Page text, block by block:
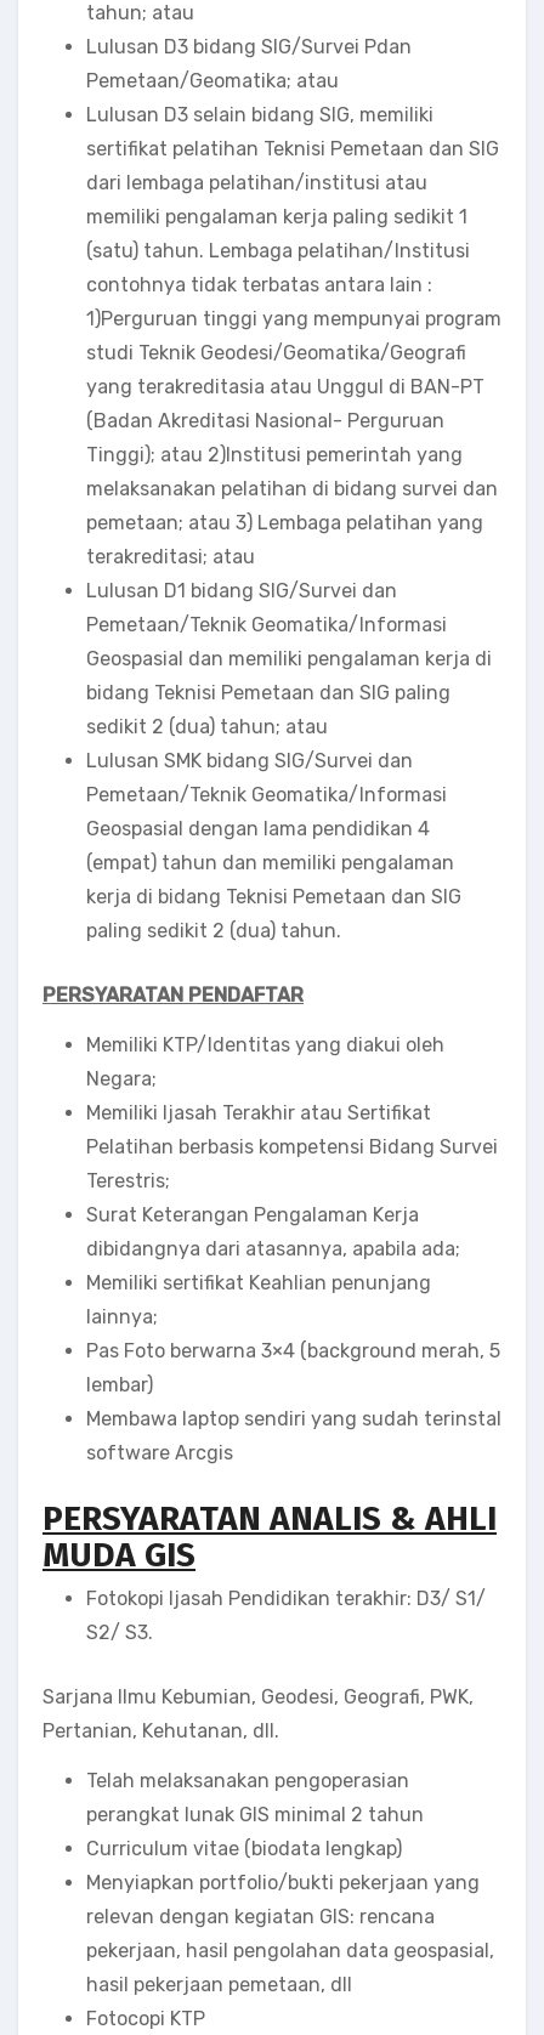
tahun; atau
Lulusan D3 bidang SIG/Survei Pdan
Pemetaan/Geomatika; atau
Lulusan D3 selain bidang SIG, memiliki
sertifikat pelatihan Teknisi Pemetaan dan SIG
dari lembaga pelatihan/institusi atau
memiliki pengalaman kerja paling sedikit 1
(satu) tahun. Lembaga pelatihan/Institusi
contohnya tidak terbatas antara lain :
1)Perguruan tinggi yang mempunyai program
studi Teknik Geodesi/Geomatika/Geografi
yang terakreditasia atau Unggul di BAN-PT
(Badan Akreditasi Nasional- Perguruan
Tinggi); atau 2)Institusi pemerintah yang
melaksanakan pelatihan di bidang survei dan
pemetaan; atau 3) Lembaga pelatihan yang
terakreditasi; atau
Lulusan D1 bidang SIG/Survei dan
Pemetaan/Teknik Geomatika/Informasi
Geospasial dan memiliki pengalaman kerja di
bidang Teknisi Pemetaan dan SIG paling
sedikit 2 (dua) tahun; atau
Lulusan SMK bidang SIG/Survei dan
Pemetaan/Teknik Geomatika/Informasi
Geospasial dengan lama pendidikan 4
(empat) tahun dan memiliki pengalaman
kerja di bidang Teknisi Pemetaan dan SIG
paling sedikit 2 (dua) tahun.
PERSYARATAN PENDAFTAR
Memiliki KTP/Identitas yang diakui oleh
Negara;
Memiliki Ijasah Terakhir atau Sertifikat
Pelatihan berbasis kompetensi Bidang Survei
Terestris;
Surat Keterangan Pengalaman Kerja
dibidangnya dari atasannya, apabila ada;
Memiliki sertifikat Keahlian penunjang
lainnya;
Pas Foto berwarna 3×4 (background merah, 5
lembar)
Membawa laptop sendiri yang sudah terinstal
software Arcgis
PERSYARATAN ANALIS & AHLI
MUDA GIS
Fotokopi Ijasah Pendidikan terakhir: D3/ S1/
S2/ S3.
Sarjana Ilmu Kebumian, Geodesi, Geografi, PWK,
Pertanian, Kehutanan, dll.
Telah melaksanakan pengoperasian
perangkat lunak GIS minimal 2 tahun
Curriculum vitae (biodata lengkap)
Menyiapkan portfolio/bukti pekerjaan yang
relevan dengan kegiatan GIS: rencana
pekerjaan, hasil pengolahan data geospasial,
hasil pekerjaan pemetaan, dll
Fotocopi KTP